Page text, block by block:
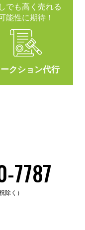
でも高く売れる
能性に期待！
クション代行
7787
除く）